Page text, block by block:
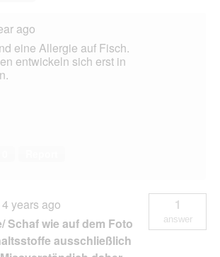
ago
eine Allergie auf Fisch.
entwickeln sich erst in
4 years ago
Schaf wie auf dem Foto
ausschließlich
1
answer